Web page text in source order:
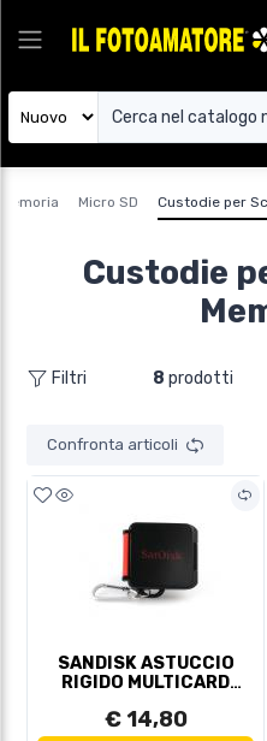
Micro SD Custodie per
Custodie
Filtri 8 prodotti
Confronta articoli
SANDISK ASTUCCIO
RIGIDO MULTICARD
€ 14,80